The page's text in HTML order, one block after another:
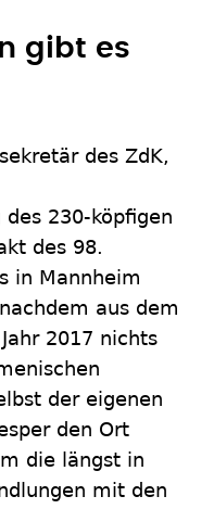
gibt es
des ZdK,
230-köpfigen
des 98.
in Mannheim
aus dem
2017 nichts
der eigenen
den Ort
die längst in
mit den